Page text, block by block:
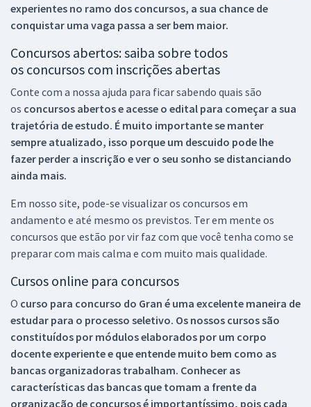
experientes no ramo dos concursos, a sua chance de
conquistar uma vaga passa a ser bem maior.
Concursos abertos: saiba sobre todos
os concursos com inscrições abertas
Conte com a nossa ajuda para ficar sabendo quais são
os concursos abertos e acesse o edital para começar a sua
trajetória de estudo. É muito importante se manter
sempre atualizado, isso porque um descuido pode lhe
fazer perder a inscrição e ver o seu sonho se distanciando
ainda mais.
Em nosso site, pode-se visualizar os concursos em
andamento e até mesmo os previstos. Ter em mente os
concursos que estão por vir faz com que você tenha como se
preparar com mais calma e com muito mais qualidade.
Cursos online para concursos
O curso para concurso do Gran é uma excelente maneira de
estudar para o processo seletivo. Os nossos cursos são
constituídos por módulos elaborados por um corpo
docente experiente e que entende muito bem como as
bancas organizadoras trabalham. Conhecer as
características das bancas que tomam a frente da
organização de concursos é importantíssimo, pois cada